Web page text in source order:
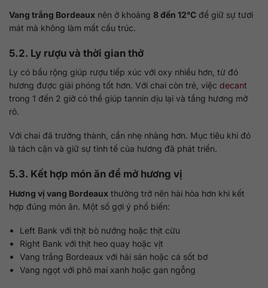
Vang trắng Bordeaux nên ở khoảng 8 đến 12°C để giữ sự tươi
mát mà không làm mất cấu trúc.
5.2. Ly rượu và thời gian thở
Ly có bầu rộng giúp rượu tiếp xúc với oxy nhiều hơn, từ đó
hương được giải phóng tốt hơn. Với chai còn trẻ, việc decant
trong 1 đến 2 giờ có thể giúp tannin dịu lại và tầng hương mở
rõ.
Với chai đã trưởng thành, cần nhẹ nhàng hơn. Mục tiêu khi đó
là tách cặn và giữ sự tinh tế của hương đã phát triển.
5.3. Kết hợp món ăn để mở hương vị
Hương vị vang Bordeaux thường trở nên hài hòa hơn khi kết
hợp đúng món ăn. Một số gợi ý phổ biến:
Left Bank với thịt bò nướng hoặc thịt cừu
Right Bank với thịt heo quay hoặc vịt
Vang trắng Bordeaux với hải sản hoặc cá sốt bơ
Vang ngọt với phô mai xanh hoặc gan ngỗng